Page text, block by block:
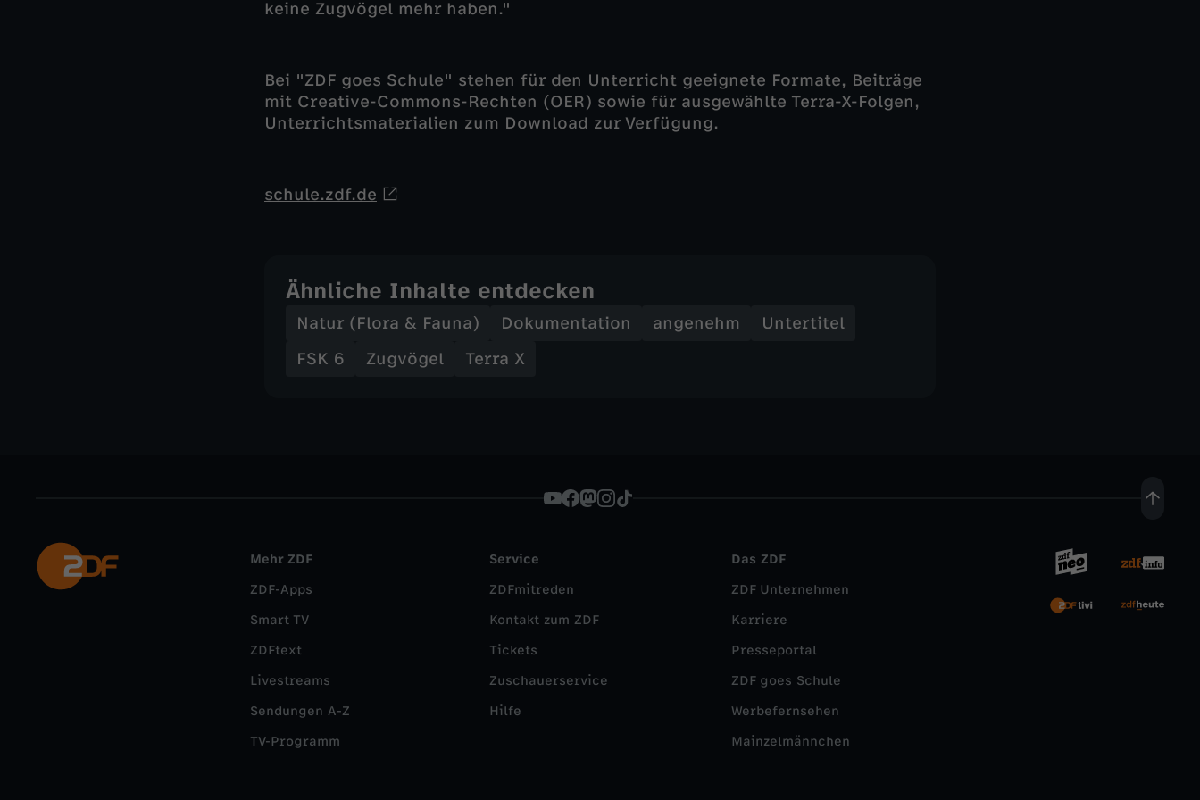
keine Zugvögel mehr haben."
Bei "ZDF goes Schule" stehen für den Unterricht geeignete Formate, Beiträge
mit Creative-Commons-Rechten (OER) sowie für ausgewählte Terra-X-Folgen,
Unterrichtsmaterialien zum Download zur Verfügung.
schule.zdf.de
Ähnliche Inhalte entdecken
Natur (Flora & Fauna) Dokumentation angenehm
Untertitel
FSK 6
Zugvögel Terra X
Mehr ZDF
ZDF-Apps
Smart TV
ZDFtext
Livestreams
Sendungen A-Z
TV-Programm
Service
ZDFmitreden
Kontakt zum ZDF
Tickets
Zuschauerservice
Hilfe
Das ZDF
ZDF Unternehmen
Karriere
Presseportal
ZDF goes Schule
Werbefernsehen
Mainzelmännchen